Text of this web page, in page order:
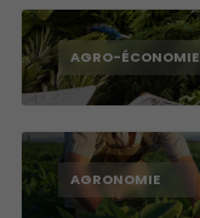
AGRO-ÉCONOMIE
AGRONOMIE